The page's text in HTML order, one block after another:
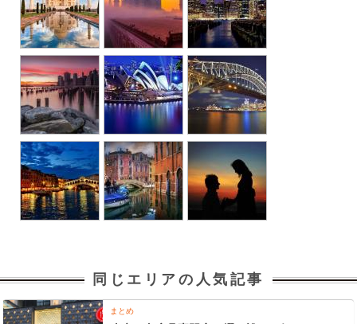
同じエリアの人気記事
まとめ